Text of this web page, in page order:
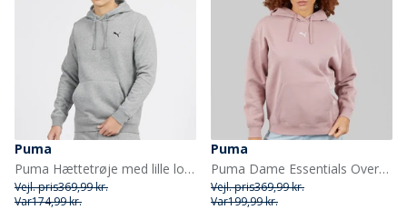
Puma
Puma Hættetrøje med lille logo Herre Essentials Mellemgrå Meleret
Vejl. pris369,99 kr.
Var174,99 kr.
Puma
Puma Dame Essentials Oversized Hættetrøje Plum Haze
Vejl. pris369,99 kr.
Var199,99 kr.